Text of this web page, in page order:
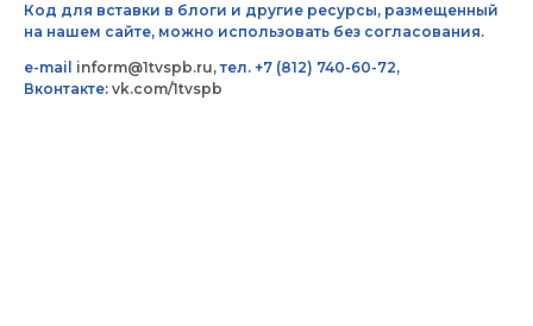
Код для вставки в блоги и другие ресурсы, размещенный
на нашем сайте, можно использовать без согласования.
e-mail inform@1tvspb.ru, тел. +7 (812) 740-60-72,
Вконтакте: vk.com/1tvspb